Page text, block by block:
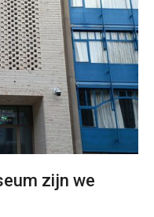
zijn we